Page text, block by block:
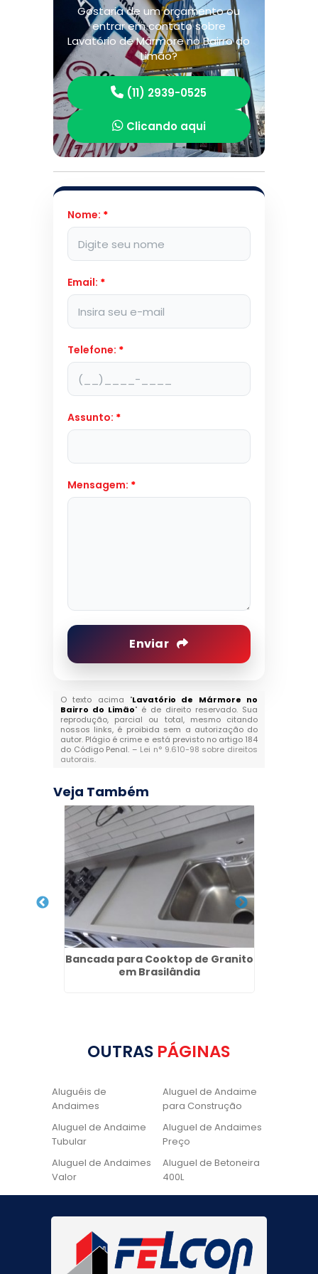
Gostaria de um orçamento ou
entrar em contato sobre
Lavatório de Mármore no Bairro do
Limão?
(11) 2939-0525
Clicando aqui
Nome: *
Email: *
Telefone: *
Assunto: *
Mensagem: *
Enviar
O texto acima "Lavatório de Mármore no
Bairro do Limão" é de direito reservado. Sua
reprodução, parcial ou total, mesmo citando
nossos links, é proibida sem a autorização do
autor. Plágio é crime e está previsto no artigo 184
do Código Penal. – Lei n° 9.610-98 sobre direitos
autorais.
Veja Também
Bancada para Cooktop de Granito
em Brasilândia
OUTRAS PÁGINAS
Aluguéis de
Andaimes
Aluguel de Andaime
para Construção
Aluguel de Andaime
Tubular
Aluguel de Andaimes
Preço
Aluguel de Andaimes
Valor
Aluguel de Betoneira
400L
Aluguel de Betoneira
Cadeira de Pintura
Locação de Andaime
Preço
Locação de Andaime
Tubular
Locação de Andaime
Locação de